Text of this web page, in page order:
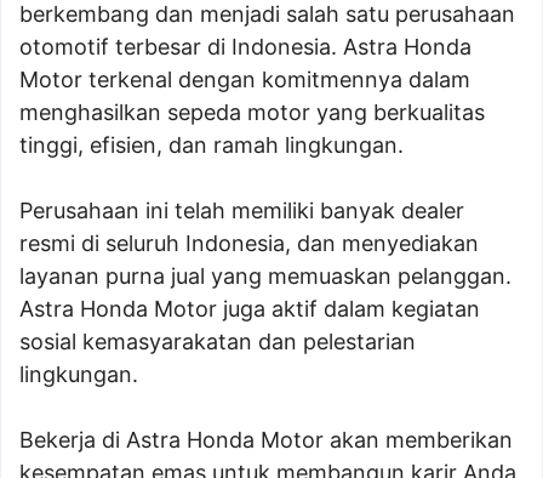
berkembang dan menjadi salah satu perusahaan
otomotif terbesar di Indonesia. Astra Honda
Motor terkenal dengan komitmennya dalam
menghasilkan sepeda motor yang berkualitas
tinggi, efisien, dan ramah lingkungan.
Perusahaan ini telah memiliki banyak dealer
resmi di seluruh Indonesia, dan menyediakan
layanan purna jual yang memuaskan pelanggan.
Astra Honda Motor juga aktif dalam kegiatan
sosial kemasyarakatan dan pelestarian
lingkungan.
Bekerja di Astra Honda Motor akan memberikan
kesempatan emas untuk membangun karir Anda